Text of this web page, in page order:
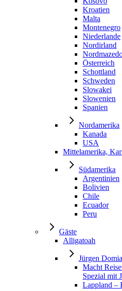
Kroatien
Malta
Montenegro
Niederlande
Nordirland
Österreich
Schottland
Schweden
Slowakei
Slowenien
Spanien
Nordamerika
Kanada
USA
Mittelamerika,
Südamerika
Argentinien
Bolivien
Chile
Ecuador
Peru
Gäste
Alligatoah
Jürgen
Macht
Spezial mit
Lappland –